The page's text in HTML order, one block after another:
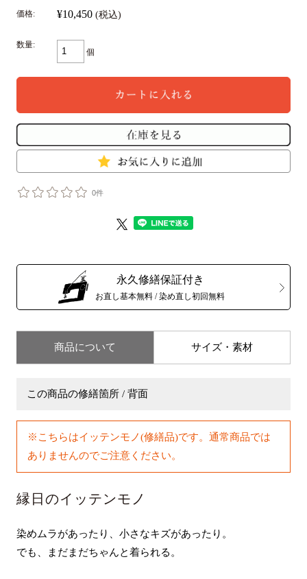
価格: ¥10,450 (税込)
数量:
個
0件
永久修繕保証付き
お直し基本無料 / 染め直し初回無料
商品について サイズ・素材
この商品の修繕箇所 / 背面
※こちらはイッテンモノ(修繕品)です。通常商品では
ありませんのでご注意ください。
縁日のイッテンモノ
染めムラがあったり、小さなキズがあったり。
でも、まだまだちゃんと着られる。